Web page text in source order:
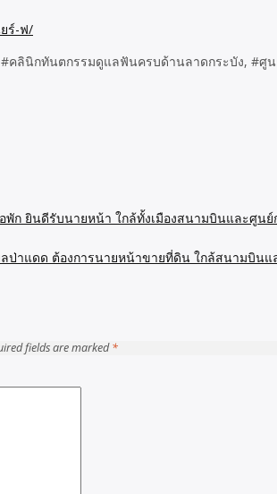
ร์-ฟ/
ลินิกทันตกรรมดูแลฟันครบด้านลาดกระบัง, #ศู
ก ยินดีรับนายหน้า ใกล้ทั้งเมืองสนามบินและศูน
ป่าแดด ต้องการนายหน้าขายที่ดิน ใกล้สนามบิน
fields are marked*